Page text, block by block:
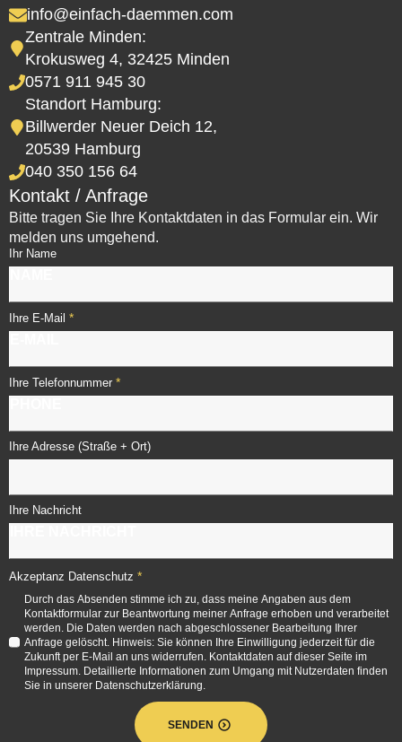
info@einfach-daemmen.com
Zentrale Minden:
Krokusweg 4, 32425 Minden
0571 911 945 30
Standort Hamburg:
Billwerder Neuer Deich 12,
20539 Hamburg
040 350 156 64
Kontakt / Anfrage
Bitte tragen Sie Ihre Kontaktdaten in das Formular ein. Wir
melden uns umgehend.
Ihr Name
Ihre E-Mail *
Ihre Telefonnummer *
Ihre Adresse (Straße + Ort)
Ihre Nachricht
Akzeptanz Datenschutz *
Durch das Absenden stimme ich zu, dass meine Angaben aus dem
Kontaktformular zur Beantwortung meiner Anfrage erhoben und verarbeitet
werden. Die Daten werden nach abgeschlossener Bearbeitung Ihrer
Anfrage gelöscht. Hinweis: Sie können Ihre Einwilligung jederzeit für die
Zukunft per E-Mail an uns widerrufen. Kontaktdaten auf dieser Seite im
Impressum. Detaillierte Informationen zum Umgang mit Nutzerdaten finden
Sie in unserer Datenschutzerklärung.
SENDEN